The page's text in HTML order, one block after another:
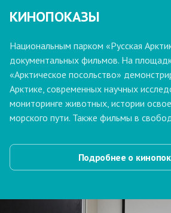
КИНОПОКАЗЫ
Национальным парком «Русская
документальных фильмов. На
«Арктическое посольство»
Арктике, современных научных
мониторинге животных, истории
морского пути. Также фильмы в
Подробнее о